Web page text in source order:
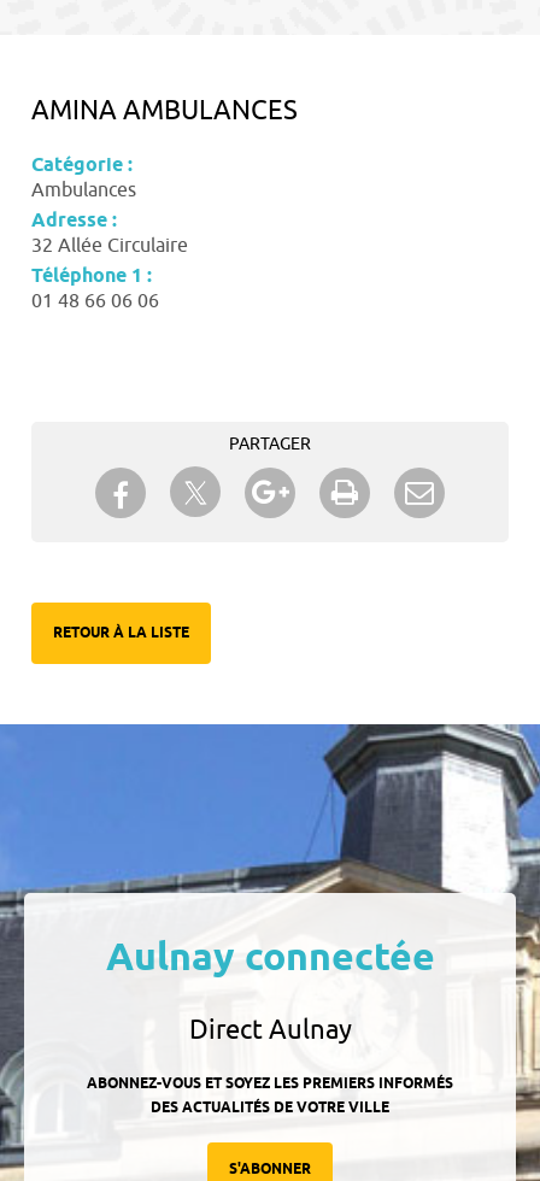
AMINA AMBULANCES
Catégorie :
Ambulances
Adresse :
32 Allée Circulaire
Téléphone 1 :
01 48 66 06 06
PARTAGER
Partager sur Facebook
Partager sur TwitterPartager sur Google+
Imprimer
RETOUR À LA LISTE
Aulnay connectée
Direct Aulnay
ABONNEZ-VOUS ET SOYEZ LES PREMIERS INFORMÉS
DES ACTUALITÉS DE VOTRE VILLE
S'ABONNER